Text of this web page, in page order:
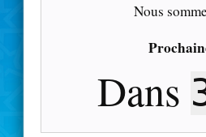
Nous
Dans